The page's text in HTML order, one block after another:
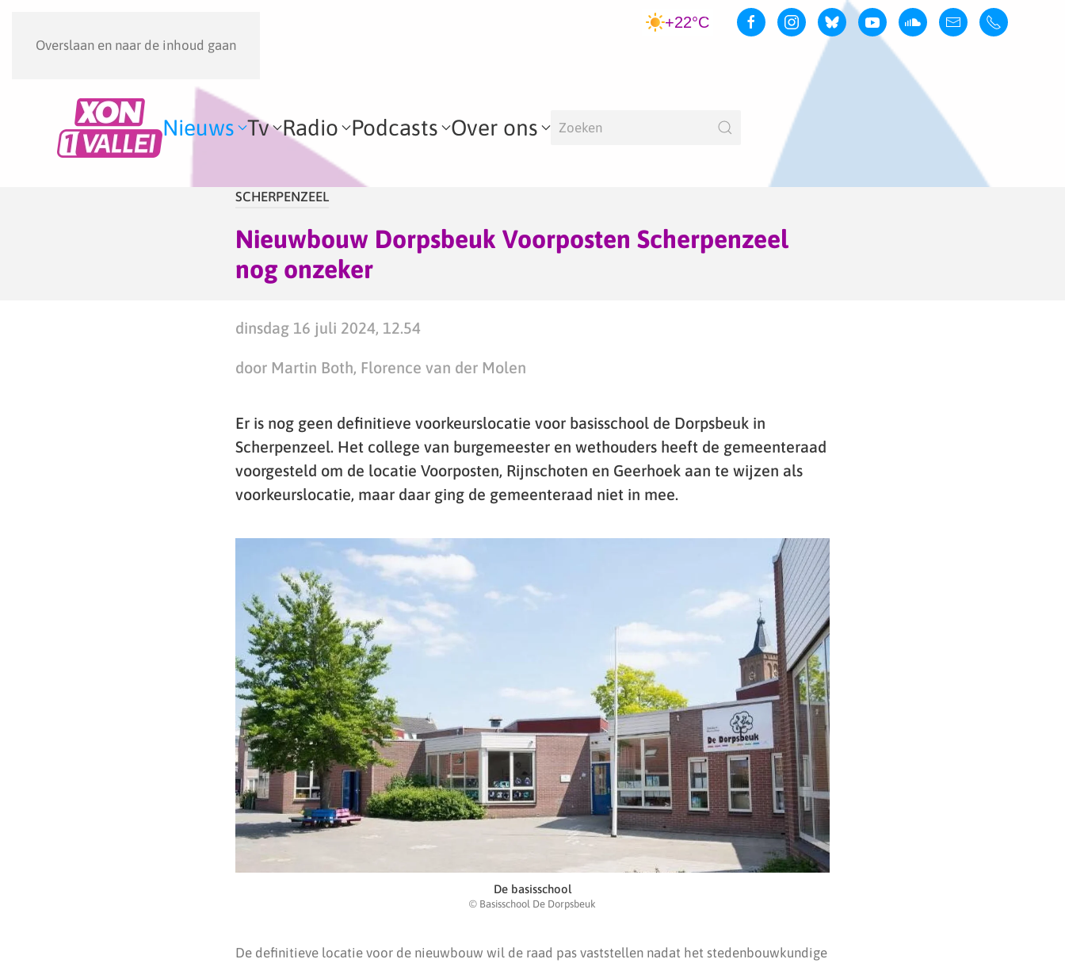
Overslaan en naar de inhoud gaan
+22°C
Nieuws Tv Radio Podcasts Over ons
SCHERPENZEEL
Nieuwbouw Dorpsbeuk Voorposten Scherpenzeel
nog onzeker
dinsdag 16 juli 2024, 12.54
door Martin Both, Florence van der Molen
Er is nog geen definitieve voorkeurslocatie voor basisschool de Dorpsbeuk in
Scherpenzeel. Het college van burgemeester en wethouders heeft de gemeenteraad
voorgesteld om de locatie Voorposten, Rijnschoten en Geerhoek aan te wijzen als
voorkeurslocatie, maar daar ging de gemeenteraad niet in mee.
De basisschool
© Basisschool De Dorpsbeuk
De definitieve locatie voor de nieuwbouw wil de raad pas vaststellen nadat het stedenbouwkundige